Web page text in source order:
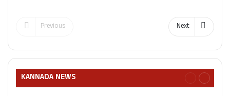
Previous Next
KANNADA NEWS